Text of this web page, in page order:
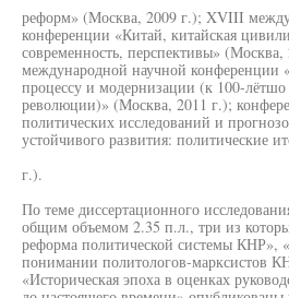
реформ» (Москва, 2009 г.); XVIII
конференции «Китай, китайская
современность, перспективы»
международной научной конференции
процессу и модернизации (к 100-
революции)» (Москва, 2011 г.);
политических исследований и
устойчивого развития: политические
г.).
По теме диссертационного
общим объемом 2.35 п.л., три из
реформа политической системы КНР»,
понимании политологов-марксистов
«Историческая эпоха в оценках